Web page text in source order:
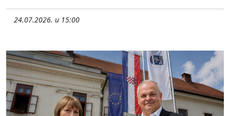
24.07.2026. u 15:00